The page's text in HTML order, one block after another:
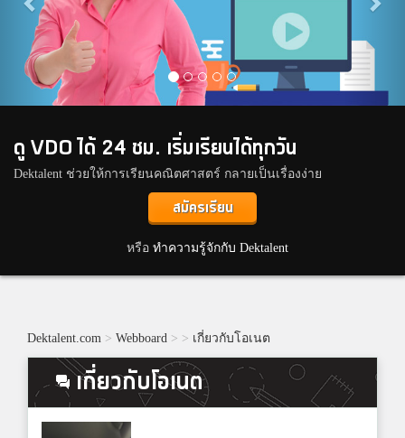
ดู VDO ได้ 24 ชม. เริ่มเรียนได้ทุกวัน
Dektalent ช่วยให้การเรียนคณิตศาสตร์ กลายเป็นเรื่องง่าย
สมัครเรียน
หรือ ทำความรู้จักกับ Dektalent
Dektalent.com > Webboard > > เกี่ยวกับโอเนต
เกี่ยวกับโอเนต